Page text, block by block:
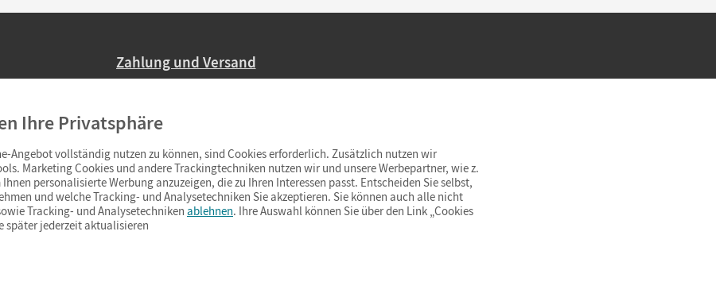
Zahlung und Versand
Ab 59,– EUR Bestellwert liefern wir versandkostenfrei innerhalb Deutschlands
(Lieferung in 3–6 Tagen).
Ihre Privatsphäre
Angebot vollständig nutzen zu können, sind Cookies erforderlich. Zusätzlich nutzen wir
Marketing Cookies und andere Trackingtechniken nutzen wir und unsere Werbepartner, wie z.
personalisierte Werbung anzuzeigen, die zu Ihren Interessen passt. Entscheiden Sie selbst,
und welche Tracking- und Analysetechniken Sie akzeptieren. Sie können auch alle nicht
Tracking- und Analysetechniken ablehnen. Ihre Auswahl können Sie über den Link „Cookies
später jederzeit aktualisieren